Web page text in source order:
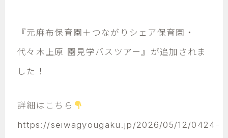
『元麻布保育園＋つながりシェア保育園・
代々木上原 園見学バスツアー』が追加されま
した！
詳細はこちら
https://seiwagyougaku.jp/2026/05/12/0424-